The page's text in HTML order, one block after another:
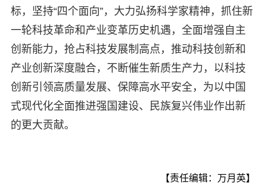
标，坚持“四个面向”，大力弘扬科学家精神，抓住新
一轮科技革命和产业变革历史机遇，全面增强自主
创新能力，抢占科技发展制高点，推动科技创新和
产业创新深度融合，不断催生新质生产力，以科技
创新引领高质量发展、保障高水平安全，为以中国
式现代化全面推进强国建设、民族复兴伟业作出新
的更大贡献。
【责任编辑：万月英】